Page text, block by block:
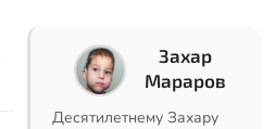
Захар
Мараров
Десятилетнему Захару